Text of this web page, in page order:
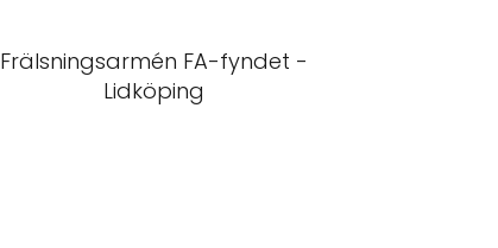
Frälsningsarmén FA-fyndet -
Lidköping